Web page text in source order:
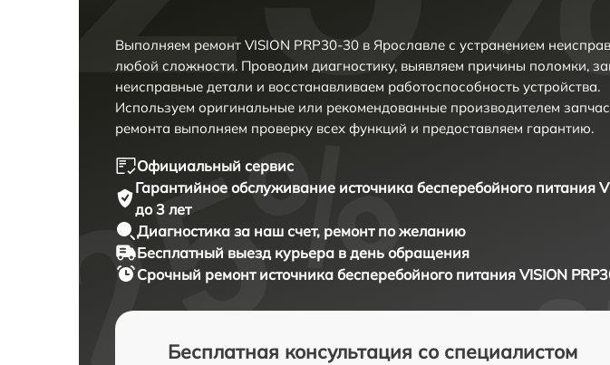
Выполняем ремонт VISION PRP30-30 в Ярославле с устранением
любой сложности. Проводим диагностику, выявляем причины поломки,
неисправные детали и восстанавливаем работоспособность устройства.
Используем оригинальные или рекомендованные производителем
ремонта выполняем проверку всех функций и предоставляем гарантию.
Официальный сервис
Гарантийное обслуживание источника бесперебойного питания
до 3 лет
Диагностика за наш счет, ремонт по желанию
Бесплатный выезд курьера в день обращения
Срочный ремонт источника бесперебойного питания VISION
Бесплатная консультация со специалистом